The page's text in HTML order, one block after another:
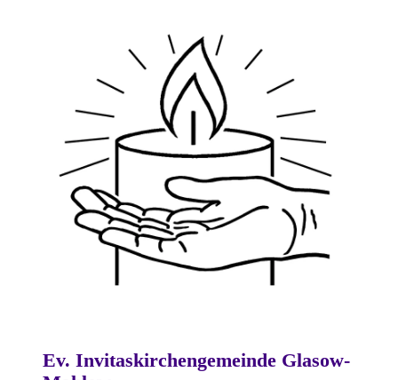
Ev. Invitaskirchengemeinde Glasow-